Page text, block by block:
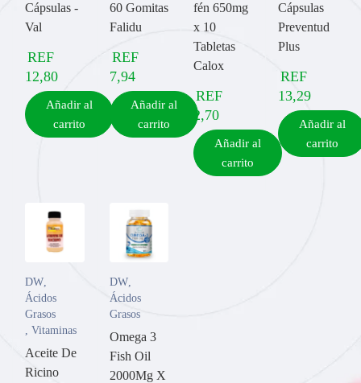
Cápsulas -
Val
REF
12,80
Añadir al
carrito
60 Gomitas
Falidu
REF
7,94
Añadir al
carrito
fén 650mg
x 10
Tabletas
Calox
REF
2,70
Añadir al
carrito
Cápsulas
Preventud
Plus
REF
13,29
Añadir al
carrito
DW
Ácidos
Grasos
Vitaminas
Aceite De
Ricino
DW,
Ácidos
Grasos
Omega 3
Fish Oil
2000Mg X